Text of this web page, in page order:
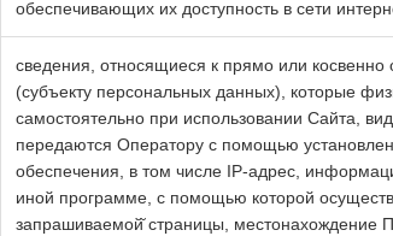
обеспечивающих их доступность в сети
сведения, относящиеся к прямо или
(субъекту персональных данных), которые
самостоятельно при использовании Сайта,
передаются Оператору с помощью
обеспечения, в том числе IP-адрес,
иной программе, с помощью которой
запрашиваемой̆ страницы, местонахождение